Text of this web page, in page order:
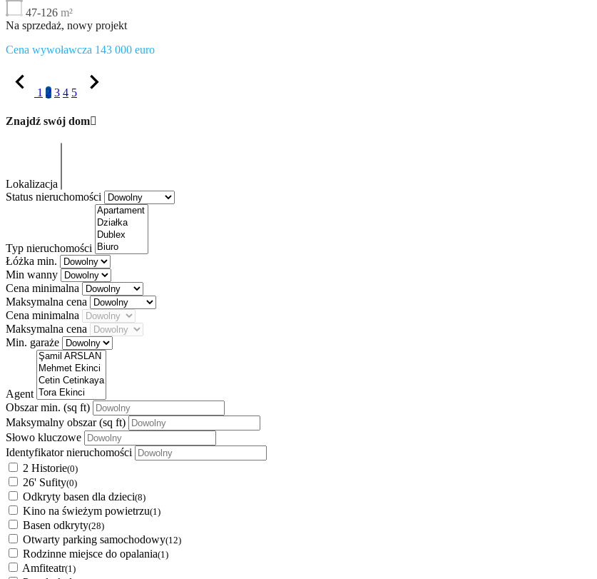
47-126 m²
Na sprzedaż, nowy projekt
Cena wywoławcza 143 000 euro
1 2 3 4 5
Znajdź swój dom
Lokalizacja
Status nieruchomości
Typ nieruchomości
Łóżka min.
Min wanny
Cena minimalna
Maksymalna cena
Cena minimalna
Maksymalna cena
Min. garaże
Agent
Obszar min. (sq ft)
Maksymalny obszar(sq ft)
Słowo kluczowe
Identyfikator nieruchomości
2 Historie(0)
26' Sufity(0)
Odkryty basen dla dzieci(8)
Kino na świeżym powietrzu(1)
Basen odkryty(28)
Otwarty parking samochodowy(12)
Rodzinne miejsce do opalania(1)
Amfiteatr(1)